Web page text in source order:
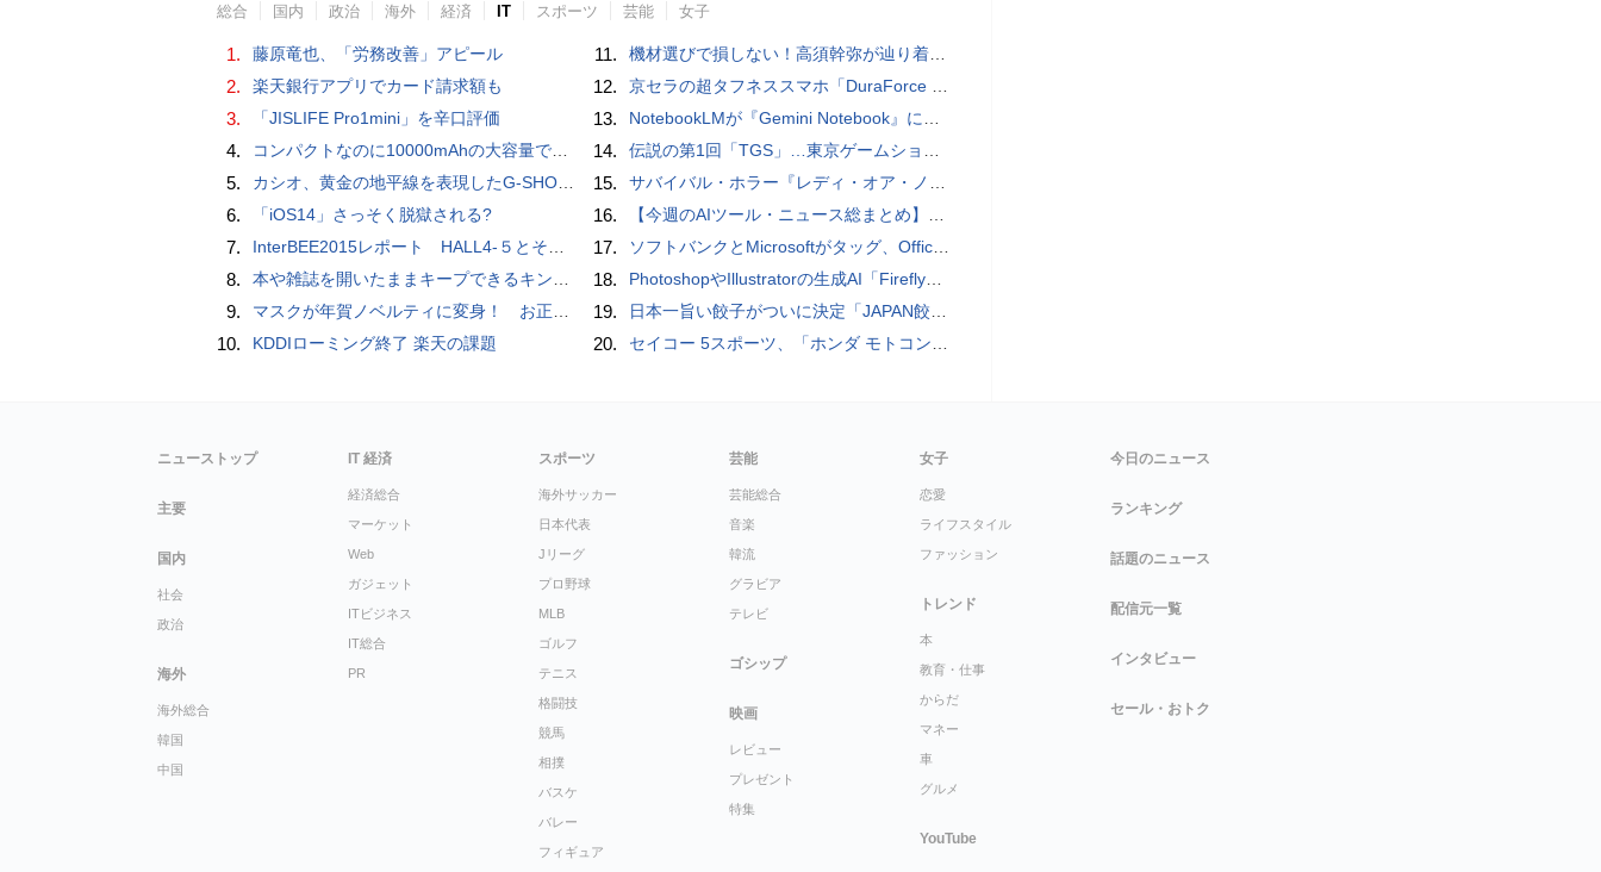
総合 国内 政治 海外 経済 IT スポーツ 芸能 女子
1. 藤原竜也、「労務改善」アピール
2. 楽天銀行アプリでカード請求額も
3. 「JISLIFE Pro1mini」を辛口評価
4. コンパクトなのに10000mAhの大容量で最大3台のデバイスを同時充電できる半固体モバイルバッテリー「SMARTCOBY Pro SLIM SS」レビュー
5. カシオ、黄金の地平線を表現したG-SHOCK「MASTER IN HORIZON GOLD」3モデル
6. 「iOS14」さっそく脱獄される?
7. InterBEE2015レポート HALL4-５とその他
8. 本や雑誌を開いたままキープできるキングジムのブッククリップ「ツイップ」レビュー、 伸縮してA6～B5判に対応
9. マスクが年賀ノベルティに変身！ お正月特別パッケージの注文受付開始
10. KDDIローミング終了 楽天の課題
11. 機材選びで損しない！高須幹弥が辿り着いた「大当り」の神マイクとは
12. 京セラの超タフネススマホ「DuraForce PRO 2」はアクションカムとしても優秀
13. NotebookLMが『Gemini Notebook』に大リニューアル！自らコードを書いてデータ分析もできる、Gemini連携＆全機能を完全解説！
14. 伝説の第1回「TGS」…東京ゲームショウ&#039;96と、当時のベストゲーム10本：レトロゲーム浪漫街道
15. サバイバル・ホラー『レディ・オア・ノット 2』の新本編映像、【バスタイム編】が公開
16. 【今週のAIツール・ニュース総まとめ】ChatGPT GPT-5.6の大規模アップデート、Claude Codeの最新機能、GoogleのAI部門が過去最大級の組織再編など
17. ソフトバンクとMicrosoftがタッグ、Officeツール「Teams」に03電話を統合
18. PhotoshopやIllustratorの生成AI「Firefly」がクレジット制を導入し有料プランでも画像生成枚数が制限されるように
19. 日本一旨い餃子がついに決定「JAPAN餃子大賞2026」授賞式 / コードレスでどこでも使える、電動エアダスター【まとめ記事】
20. セイコー 5スポーツ、「ホンダ モトコンポ」とのコラボレーション限定モデル / スタミナ満点の「鉄板ワイルドからテキ定食」【まとめ記事】
ニューストップ
主要
国内
社会
政治
海外
海外総合
韓国
中国
IT 経済
経済総合
マーケット
Web
ガジェット
ITビジネス
IT総合
PR
スポーツ
海外サッカー
日本代表
Jリーグ
プロ野球
MLB
ゴルフ
テニス
格闘技
競馬
相撲
バスケ
バレー
フィギュア
芸能
芸能総合
音楽
韓流
グラビア
テレビ
ゴシップ
映画
レビュー
プレゼント
特集
女子
恋愛
ライフスタイル
ファッション
トレンド
本
教育・仕事
からだ
マネー
車
グルメ
YouTube
今日のニュース
ランキング
話題のニュース
配信元一覧
インタビュー
セール・おトク